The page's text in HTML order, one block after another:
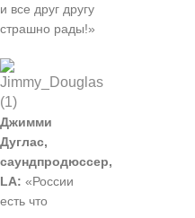
и все друг другу
страшно рады!»
Джимми
Дуглас,
саундпродюссер,
LA: «России
есть что